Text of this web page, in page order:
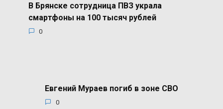
В Брянске сотрудница ПВЗ украла
смартфоны на 100 тысяч рублей
0
Евгений Мураев погиб в зоне СВО
0